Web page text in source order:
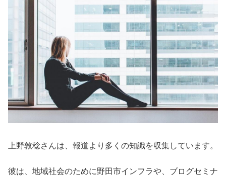
上野敦稔さんは、報道より多くの知識を収集しています。
彼は、地域社会のために野田市インフラや、ブログセミナ